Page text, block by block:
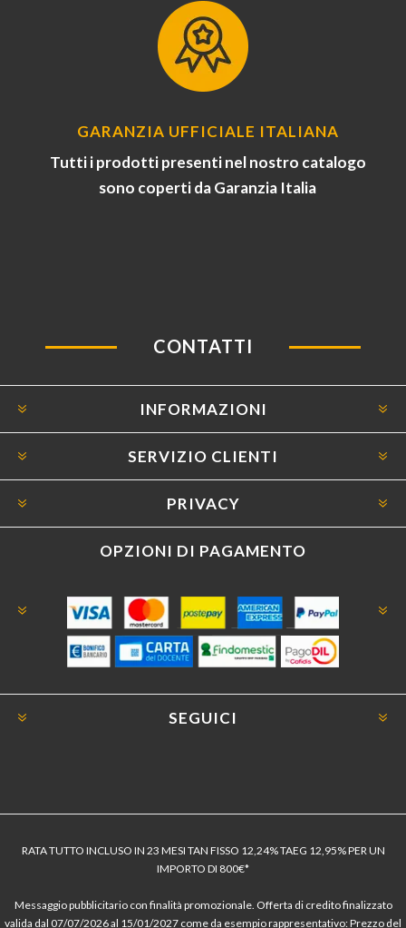
GARANZIA UFFICIALE ITALIANA
Tutti i prodotti presenti nel nostro catalogo
sono coperti da Garanzia Italia
CONTATTI
INFORMAZIONI
SERVIZIO CLIENTI
PRIVACY
OPZIONI DI PAGAMENTO
SEGUICI
RATA TUTTO INCLUSO IN 23 MESI TAN FISSO 12,24% TAEG 12,95% PER UN
IMPORTO DI 800€*
Messaggio pubblicitario con finalità promozionale. Offerta di credito finalizzato
valida dal 07/07/2026 al 15/01/2027 come da esempio rappresentativo: Prezzo del